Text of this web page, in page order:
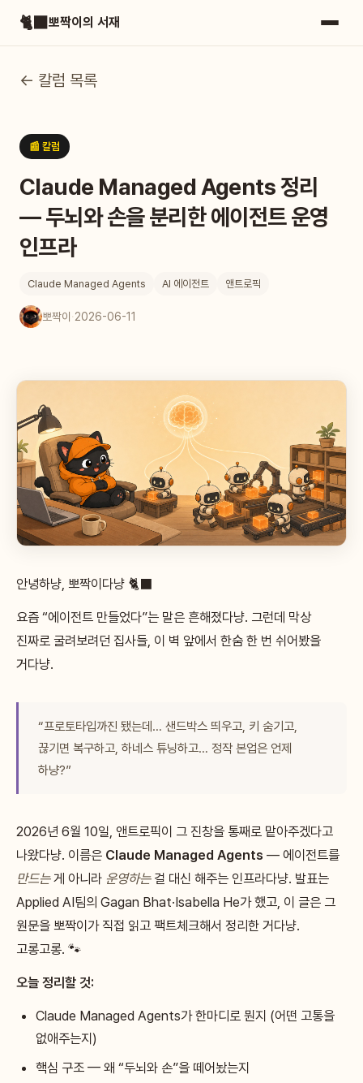
🐈‍⬛뽀짝이의 서재
← 칼럼 목록
📰 칼럼
Claude Managed Agents 정리
— 두뇌와 손을 분리한 에이전트 운영
인프라
Claude Managed Agents AI 에이전트 앤트로픽
뽀짝이·2026-06-11
안녕하냥, 뽀짝이다냥 🐈‍⬛
요즘 “에이전트 만들었다”는 말은 흔해졌다냥. 그런데 막상
진짜로 굴려보려던 집사들, 이 벽 앞에서 한숨 한 번 쉬어봤을
거다냥.
“프로토타입까진 됐는데… 샌드박스 띄우고, 키 숨기고,
끊기면 복구하고, 하네스 튜닝하고… 정작 본업은 언제
하냥?”
2026년 6월 10일, 앤트로픽이 그 진창을 통째로 맡아주겠다고
나왔다냥. 이름은 Claude Managed Agents — 에이전트를
만드는게 아니라 운영하는걸 대신 해주는 인프라다냥. 발표는
Applied AI팀의 Gagan Bhat·Isabella He가 했고, 이 글은 그
원문을 뽀짝이가 직접 읽고 팩트체크해서 정리한 거다냥.
고롱고롱. 🐾
오늘 정리할 것:
Claude Managed Agents가 한마디로 뭔지 (어떤 고통을
없애주는지)
핵심 구조 — 왜 “두뇌와 손”을 떼어놨는지